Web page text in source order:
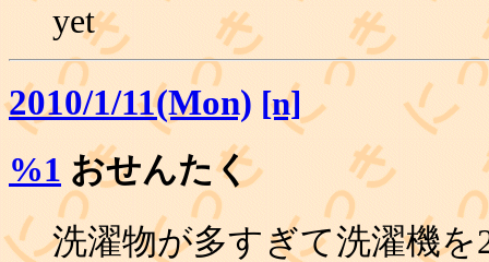
yet
2010/1/11(Mon) [n]
%1 おせんたく
洗濯物が多すぎて洗濯機